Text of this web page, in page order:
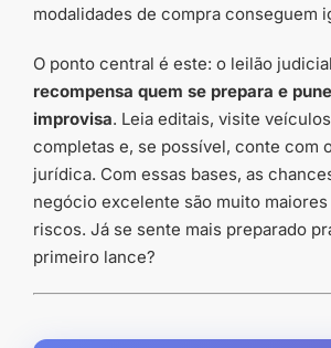
modalidades de compra conseguem
O ponto central é este: o leilão
recompensa quem se prepara e
improvisa. Leia editais, visite
completas e, se possível, conte com
jurídica. Com essas bases, as
negócio excelente são muito
riscos. Já se sente mais preparado
primeiro lance?